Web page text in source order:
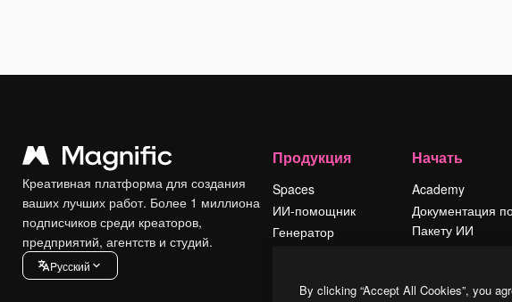
Креативная платформа для создания
ваших лучших работ. Более 1 миллиона
подписчиков среди креаторов,
предприятий, агентств и студий.
Pусский
Продукция
Spaces
ИИ-помощник
Генератор
Начать
Academy
Документация
Пакету ИИ
Условия и
By clicking “Accept All Cookies”, you